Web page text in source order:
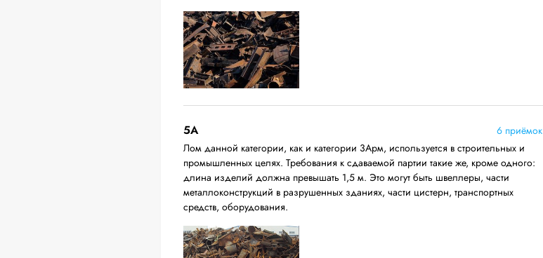
5А
6 приёмок
Лом данной категории, как и категории 3Арм, используется в строительных и
промышленных целях. Требования к сдаваемой партии такие же, кроме одного:
длина изделий должна превышать 1,5 м. Это могут быть швеллеры, части
металлоконструкций в разрушенных зданиях, части цистерн, транспортных
средств, оборудования.